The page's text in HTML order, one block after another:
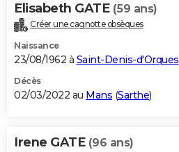
Elisabeth GATE (59 ans)
Créer une cagnotte obsèques
Naissance
23/08/1962 à Saint-Denis-d'Orques
Décès
02/03/2022 au Mans (Sarthe)
Irene GATE (96 ans)